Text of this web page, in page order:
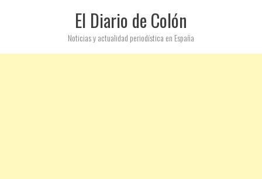
El Diario de Colón
Noticias y actualidad periodística en España